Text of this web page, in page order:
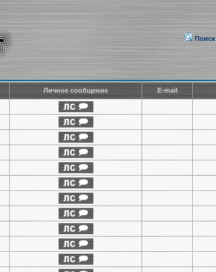
Поиск
Личное сообщение E-mail